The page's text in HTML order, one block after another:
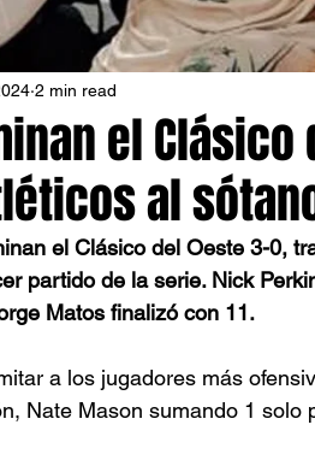
el Clásico
al
2 min read
el Clásico del Oeste 3-0,
partido de la serie. Nick
Matos finalizó con 11.
a los jugadores más
Nate Mason sumando 1 solo